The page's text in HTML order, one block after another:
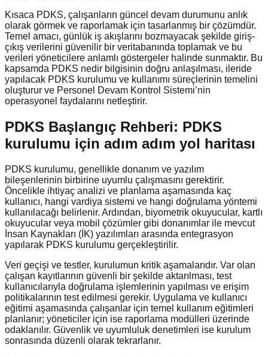
Kısaca PDKS, çalışanların güncel devam durumunu anlık
olarak görmek ve raporlamak için tasarlanmış bir çözümdür.
Temel amacı, günlük iş akışlarını bozmayacak şekilde giriş-
çıkış verilerini güvenilir bir veritabanında toplamak ve bu
verileri yöneticilere anlamlı göstergeler halinde sunmaktır. Bu
kapsamda PDKS nedir bilgisinin doğru anlaşılması, ileride
yapılacak PDKS kurulumu ve kullanımı süreçlerinin temelini
oluşturur ve Personel Devam Kontrol Sistemi’nin
operasyonel faydalarını netleştirir.
PDKS Başlangıç Rehberi: PDKS
kurulumu için adım adım yol haritası
PDKS kurulumu, genellikle donanım ve yazılım
bileşenlerinin birbirine uyumlu çalışmasını gerektirir.
Öncelikle ihtiyaç analizi ve planlama aşamasında kaç
kullanıcı, hangi vardiya sistemi ve hangi doğrulama yöntemi
kullanılacağı belirlenir. Ardından, biyometrik okuyucular, kartlı
okuyucular veya mobil çözümler gibi donanımlar ile mevcut
İnsan Kaynakları (İK) yazılımları arasında entegrasyon
yapılarak PDKS kurulumu gerçekleştirilir.
Veri geçişi ve testler, kurulumun kritik aşamalarıdır. Var olan
çalışan kayıtlarının güvenli bir şekilde aktarılması, test
kullanıcılarıyla doğrulama işlemlerinin yapılması ve erişim
politikalarının test edilmesi gerekir. Uygulama ve kullanıcı
eğitimi aşamasında çalışanlar için temel kullanım eğitimleri
planlanır; yöneticiler için ise raporlama modülleri üzerinde
odaklanılır. Güvenlik ve uyumluluk denetimleri ise kurulum
sonrasında düzenli olarak tekrarlanır.